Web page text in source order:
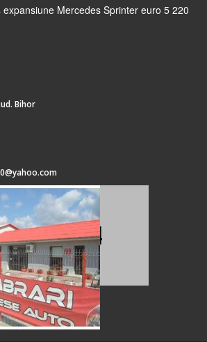
expansiune Mercedes Sprinter euro 5 220
Bihor